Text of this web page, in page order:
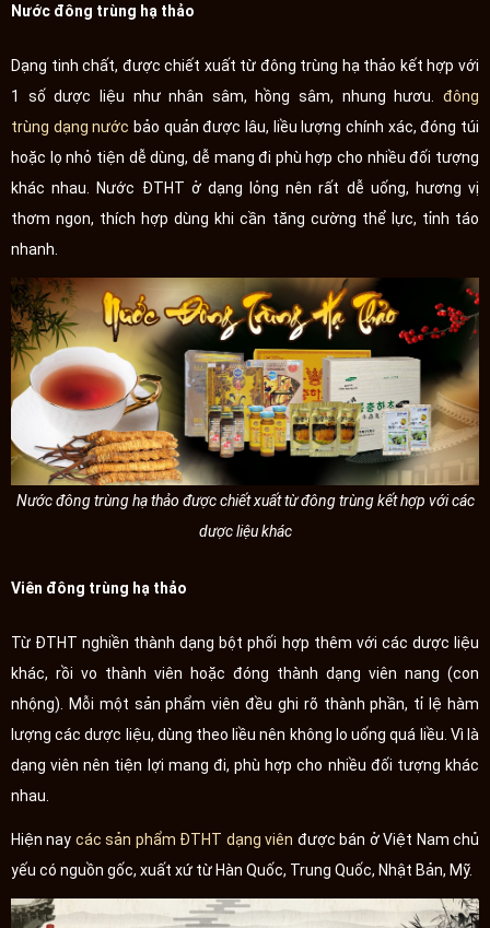
Nước đông trùng hạ thảo
Dạng tinh chất, được chiết xuất từ đông trùng hạ thảo kết hợp với
1 số dược liệu như nhân sâm, hồng sâm, nhung hươu. đông
trùng dạng nước bảo quản được lâu, liều lượng chính xác, đóng túi
hoặc lọ nhỏ tiện dễ dùng, dễ mang đi phù hợp cho nhiều đối tượng
khác nhau. Nước ĐTHT ở dạng lỏng nên rất dễ uống, hương vị
thơm ngon, thích hợp dùng khi cần tăng cường thể lực, tỉnh táo
nhanh.
Nước đông trùng hạ thảo được chiết xuất từ đông trùng kết hợp với các
dược liệu khác
Viên đông trùng hạ thảo
Từ ĐTHT nghiền thành dạng bột phối hợp thêm với các dược liệu
khác, rồi vo thành viên hoặc đóng thành dạng viên nang (con
nhộng). Mỗi một sản phẩm viên đều ghi rõ thành phần, tỉ lệ hàm
lượng các dược liệu, dùng theo liều nên không lo uống quá liều. Vì là
dạng viên nên tiện lợi mang đi, phù hợp cho nhiều đối tượng khác
nhau.
Hiện nay các sản phẩm ĐTHT dạng viên được bán ở Việt Nam chủ
yếu có nguồn gốc, xuất xứ từ Hàn Quốc, Trung Quốc, Nhật Bản, Mỹ.